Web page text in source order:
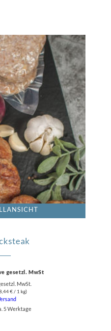
gesetzl. MwSt
MwSt.
€/ 1 kg)
5 Werktage